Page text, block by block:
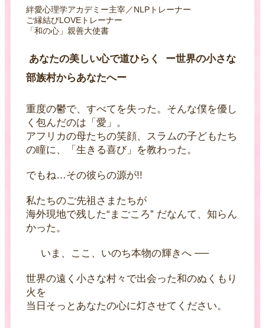
絆愛心理学アカデミー主宰／NLPトレーナー
ご縁結びLOVEトレーナー
「和の心」親善大使書
あなたの美しい心で道ひらく ー世界の小さな
部族村からあなたへー
重度の鬱で、すべてを失った。そんな僕を優し
く包んだのは「愛」。
アフリカの母たちの笑顔、スラムの子どもたち
の瞳に、「生きる喜び」を教わった。
でもね…その彼らの源が!!
私たちのご先祖さまたちが
海外現地で残した“まごころ” だなんて、知らん
かった。
いま、ここ、いのち本物の輝きへ ──
世界の遠く小さな村々で出会った和のぬくもり
火を
当日そっとあなたの心に灯させてください。